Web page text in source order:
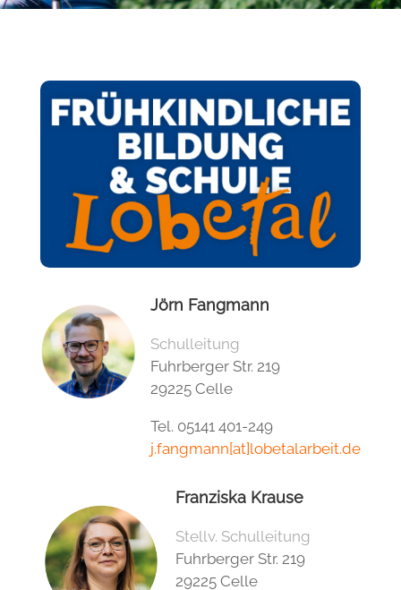
Jörn Fangmann
Schulleitung
Fuhrberger Str. 219
29225 Celle
Tel. 05141 401-249
j.fangmann[at]lobetalarbeit.de
Franziska Krause
Stellv. Schulleitung
Fuhrberger Str. 219
29225 Celle